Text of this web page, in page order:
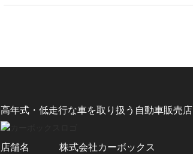
高年式・低走行な車を取り扱う自動車販売店
店舗名
株式会社カーボックス